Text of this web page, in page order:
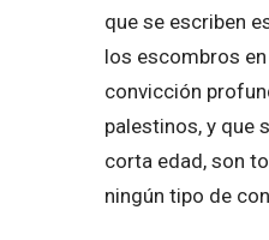
que se escriben
los escombros
convicción
palestinos, y que
corta edad, son
ningún tipo de